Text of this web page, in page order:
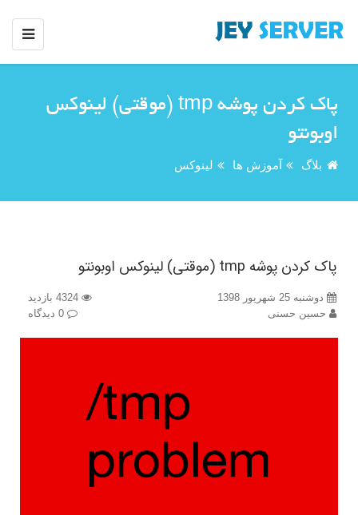
پاک کردن پوشه tmp (موقتی) لینوکس
اوبونتو
بلاگ آموزش ها لینوکس
پاک کردن پوشه tmp (موقتی) لینوکس اوبونتو
دوشنبه 25 شهریور 1398
حسین حسنی